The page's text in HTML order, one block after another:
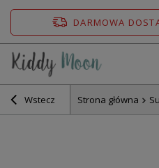
DARMOWA
Wstecz Strona główna